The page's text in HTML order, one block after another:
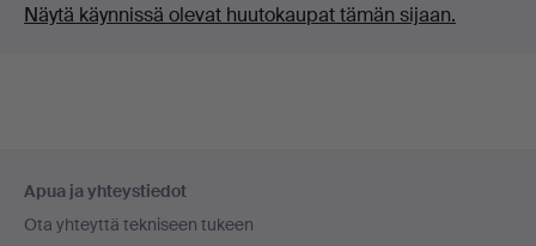
Näytä käynnissä olevat huutokaupat tämän sijaan.
Apua ja yhteystiedot
Ota yhteyttä tekniseen tukeen